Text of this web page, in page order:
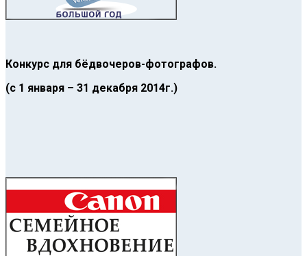
Конкурс для бёдвочеров-фотографов.
(с 1 января – 31 декабря 2014г.)